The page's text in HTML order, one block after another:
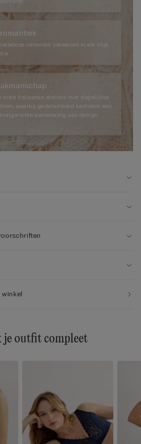
intimiteit verweven in elk stuk
onze Italiaanse ateliers met dagelijkse
waarbij gedetailleerd kantwerk een
benadering van design
je outfit compleet